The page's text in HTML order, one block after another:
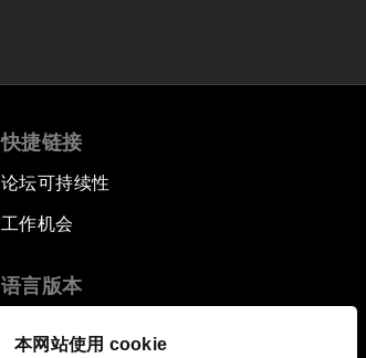
本网站使用 cookie
快捷链接
论坛可持续性
工作机会
语言版本